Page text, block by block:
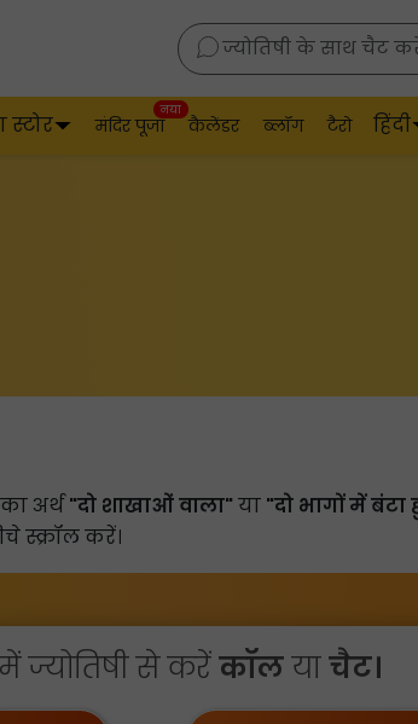
ज्योतिषी के साथ चैट
स्टोर मंदिर पूजा
नया
कैलेंडर ब्लॉग टैरो हिंदी
अर्थ"दो शाखाओं वाला" या "दो भागों में
स्क्रॉल करें।
ज्योतिषी से करेंकॉलयाचैट।